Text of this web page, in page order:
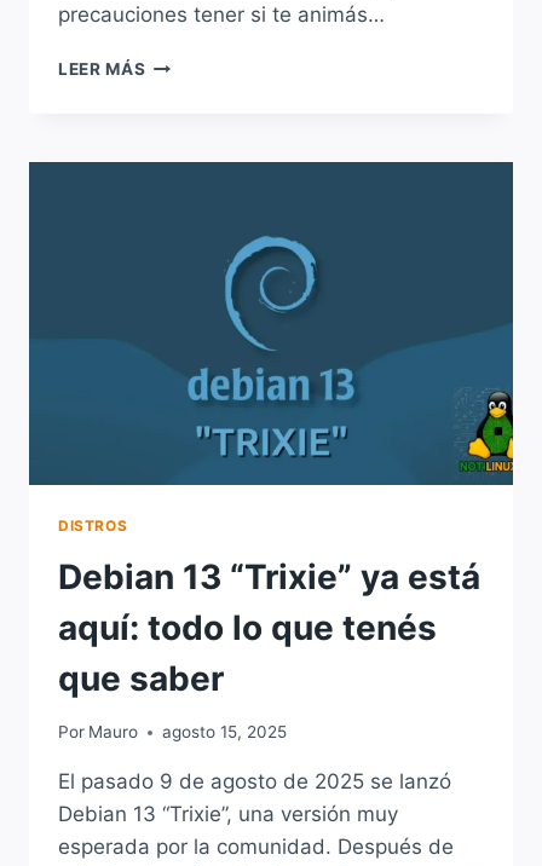
precauciones tener si te animás…
LEER MÁS LMDE 7
BASADO
NOVEDADES
DESTACADAS
DISTROS
Debian 13 “Trixie” ya está
aquí: todo lo que tenés
que saber
Por Mauro agosto 15, 2025
El pasado 9 de agosto de 2025 se lanzó
Debian 13 “Trixie”, una versión muy
esperada por la comunidad. Después de